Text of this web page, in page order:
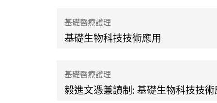
基礎醫療護理
基礎生物科技技術應用
基礎醫療護理
毅進文憑兼讀制: 基礎生物科技技